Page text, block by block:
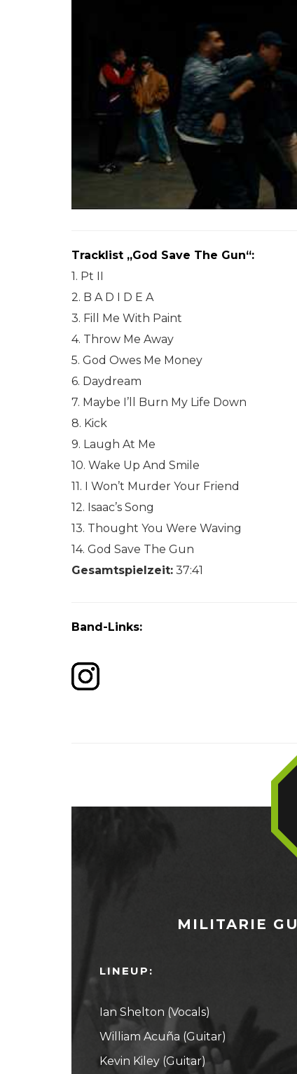
Tracklist „God Save The Gun“:
1. Pt II
2. B A D I D E A
3. Fill Me With Paint
4. Throw Me Away
5. God Owes Me Money
6. Daydream
7. Maybe I’ll Burn My Life Down
8. Kick
9. Laugh At Me
10. Wake Up And Smile
11. I Won’t Murder Your Friend
12. Isaac’s Song
13. Thought You Were Waving
14. God Save The Gun
Gesamtspielzeit: 37:41
Band-Links:
MILITARIE
LINEUP:
Ian Shelton (Vocals)
William Acuña (Guitar)
Kevin Kiley (Guitar)